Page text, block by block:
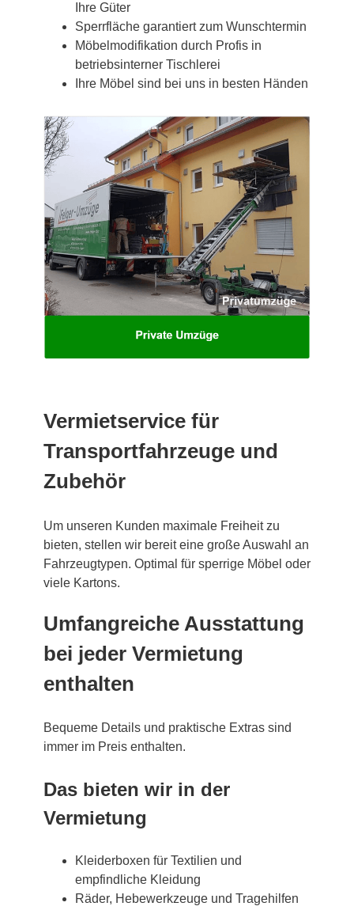
Ihre Güter
Sperrfläche garantiert zum Wunschtermin
Möbelmodifikation durch Profis in
betriebsinterner Tischlerei
Ihre Möbel sind bei uns in besten Händen
Vermietservice für
Transportfahrzeuge und
Zubehör
Um unseren Kunden maximale Freiheit zu
bieten, stellen wir bereit eine große Auswahl an
Fahrzeugtypen. Optimal für sperrige Möbel oder
viele Kartons.
Umfangreiche Ausstattung
bei jeder Vermietung
enthalten
Bequeme Details und praktische Extras sind
immer im Preis enthalten.
Das bieten wir in der
Vermietung
Kleiderboxen für Textilien und
empfindliche Kleidung
Räder, Hebewerkzeuge und Tragehilfen